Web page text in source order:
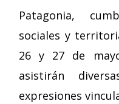
Patagonia,
sociales y
26 y 27 de
asistirán
expresiones